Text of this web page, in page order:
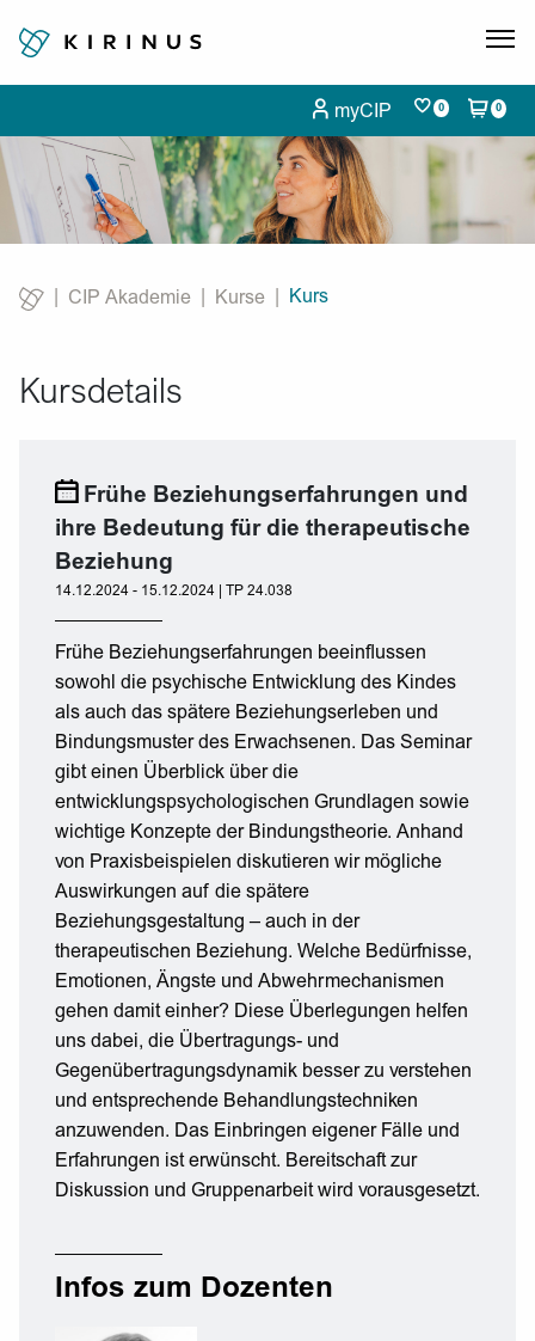
myCIP 0 0
CIP Akademie Kurse
Current:
Kurs
Kursdetails
Frühe Beziehungserfahrungen und
ihre Bedeutung für die therapeutische
Beziehung
14.12.2024 - 15.12.2024 | TP 24.038
Frühe Beziehungserfahrungen beeinflussen
sowohl die psychische Entwicklung des Kindes
als auch das spätere Beziehungserleben und
Bindungsmuster des Erwachsenen. Das Seminar
gibt einen Überblick über die
entwicklungspsychologischen Grundlagen sowie
wichtige Konzepte der Bindungstheorie. Anhand
von Praxisbeispielen diskutieren wir mögliche
Auswirkungen auf die spätere
Beziehungsgestaltung – auch in der
therapeutischen Beziehung. Welche Bedürfnisse,
Emotionen, Ängste und Abwehrmechanismen
gehen damit einher? Diese Überlegungen helfen
uns dabei, die Übertragungs- und
Gegenübertragungsdynamik besser zu verstehen
und entsprechende Behandlungstechniken
anzuwenden. Das Einbringen eigener Fälle und
Erfahrungen ist erwünscht. Bereitschaft zur
Diskussion und Gruppenarbeit wird vorausgesetzt.
Infos zum Dozenten